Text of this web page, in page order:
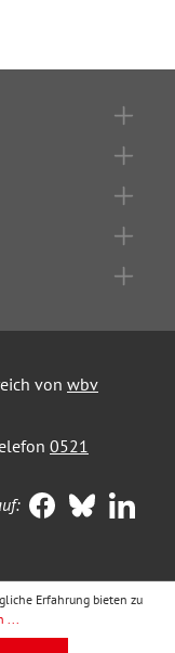
von wbv
0521
Erfahrung bieten zu
...